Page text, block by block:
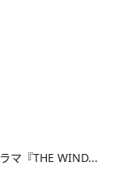
マ『THE WIND...